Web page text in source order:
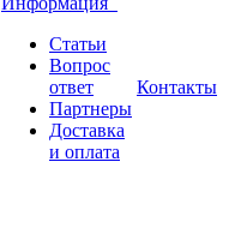
Статьи
Вопрос
ответ
Партнеры
Доставка
и оплата
Контакты